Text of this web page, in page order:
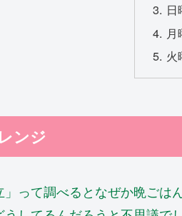
日
火
ンジ
」って調べるとなぜか晩ご